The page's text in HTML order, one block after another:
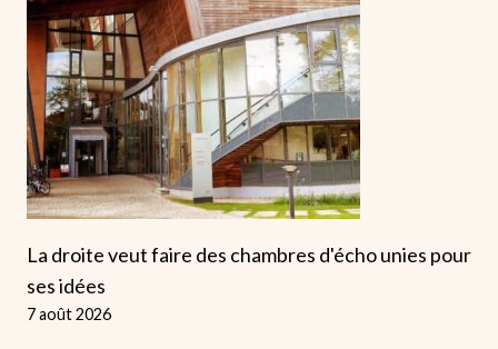
La droite veut faire des chambres d'écho unies pour
ses idées
7 août 2026